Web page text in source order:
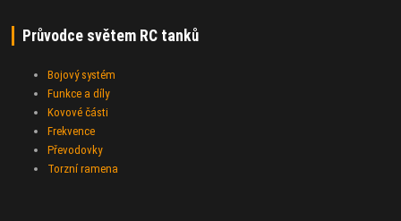
Průvodce světem RC tanků
Bojový systém
Funkce a díly
Kovové části
Frekvence
Převodovky
Torzní ramena